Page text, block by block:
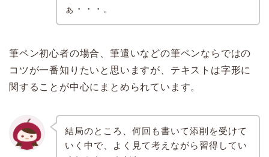
ぁ・・・。
筆ペン初心者の場合、筆遣いなどの筆ペンならではの
コツが一番知りたいと思いますが、テキストは字形に
関することが中心にまとめられています。
結局のところ、何回も書いて添削を受けて
いく中で、よく見て考えながら習得してい